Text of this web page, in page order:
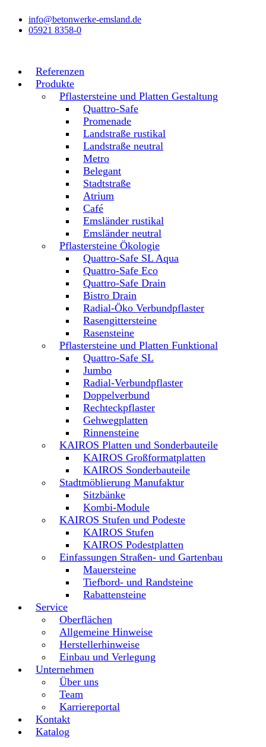
Inhalt
wechseln
info@betonwerke-emsland.de
05921 8358-0
Referenzen
Produkte
Pflastersteine und Platten Gestaltung
Quattro-Safe
Promenade
Landstraße rustikal
Landstraße neutral
Metro
Belegant
Stadtstraße
Atrium
Café
Emsländer rustikal
Emsländer neutral
Pflastersteine Ökologie
Quattro-Safe SL Aqua
Quattro-Safe Eco
Quattro-Safe Drain
Bistro Drain
Radial-Öko Verbundpflaster
Rasengittersteine
Rasensteine
Pflastersteine und Platten Funktional
Quattro-Safe SL
Jumbo
Radial-Verbundpflaster
Doppelverbund
Rechteckpflaster
Gehwegplatten
Rinnensteine
KAIROS Platten und Sonderbauteile
KAIROS Großformatplatten
KAIROS Sonderbauteile
Stadtmöblierung Manufaktur
Sitzbänke
Kombi-Module
KAIROS Stufen und Podeste
KAIROS Stufen
KAIROS Podestplatten
Einfassungen Straßen- und Gartenbau
Mauersteine
Tiefbord- und Randsteine
Rabattensteine
Service
Oberflächen
Allgemeine Hinweise
Herstellerhinweise
Einbau und Verlegung
Unternehmen
Über uns
Team
Karriereportal
Kontakt
Katalog